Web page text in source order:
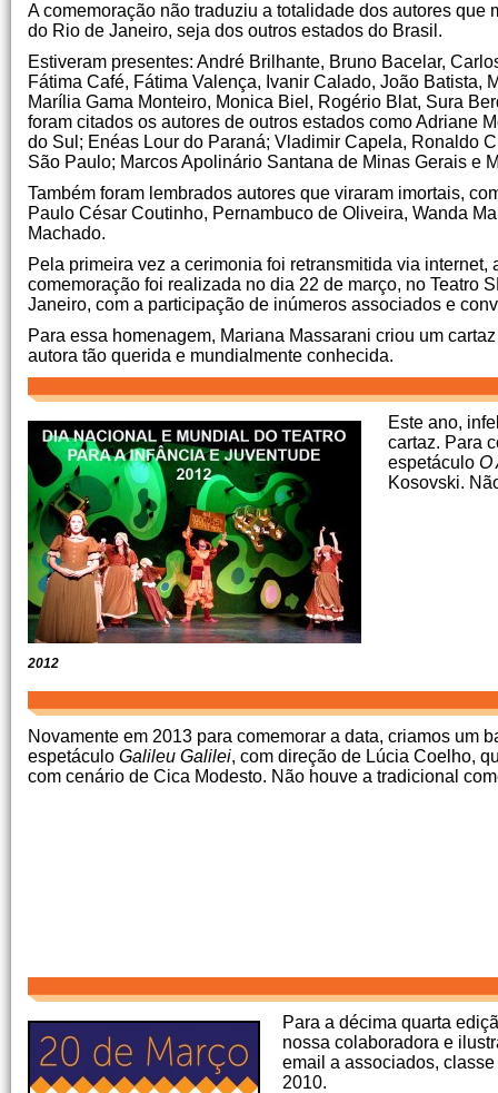
A comemoração não traduziu a totalidade dos autores que
do Rio de Janeiro, seja dos outros estados do Brasil.
Estiveram presentes: André Brilhante, Bruno Bacelar,
Fátima Café, Fátima Valença, Ivanir Calado, João Batista,
Marília Gama Monteiro, Monica Biel, Rogério Blat, Sura
foram citados os autores de outros estados como Adriane
do Sul; Enéas Lour do Paraná; Vladimir Capela, Ronaldo
São Paulo; Marcos Apolinário Santana de Minas Gerais e
Também foram lembrados autores que viraram imortais,
Paulo César Coutinho, Pernambuco de Oliveira, Wanda
Machado.
Pela primeira vez a cerimonia foi retransmitida via internet,
comemoração foi realizada no dia 22 de março, no Teatro
Janeiro, com a participação de inúmeros associados e
Para essa homenagem, Mariana Massarani criou um
autora tão querida e mundialmente conhecida.
2012
Este ano,
cartaz. Para
espetáculo O
Kosovski.
Novamente em 2013 para comemorar a data, criamos um
espetáculo Galileu Galilei, com direção de Lúcia Coelho,
com cenário de Cica Modesto. Não houve a tradicional
Para a décima quarta
nossa colaboradora e
email a associados,
2010.